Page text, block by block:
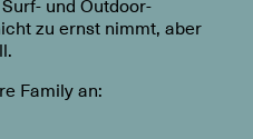
zu ernst nimmt, aber
Family an: